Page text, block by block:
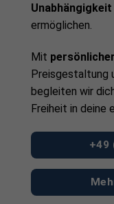
Unabhängigkeit
ermöglichen.
Mit
Preisgestaltung
begleiten wir
Freiheit in deine
+49